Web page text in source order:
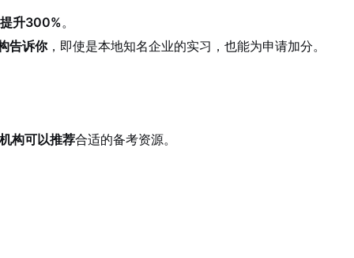
升300%。
告诉你，即使是本地知名企业的实习，也能为申请加分。
构可以推荐合适的备考资源。